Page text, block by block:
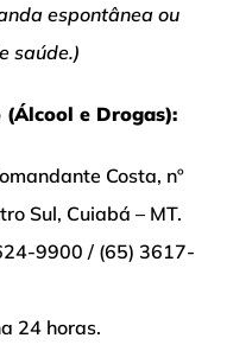
espontânea ou
saúde.)
(Álcool e Drogas):
Costa, nº
Sul, Cuiabá – MT.
9900 / (65) 3617-
24 horas.